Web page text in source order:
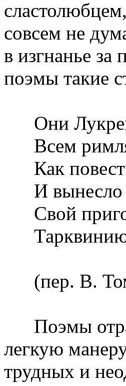
совсем не
в изгнанье
поэмы такие
Они
Всем
Как
И вынесло
Свой
Тарквинию
(пер. В.
Поэмы
легкую
трудных и